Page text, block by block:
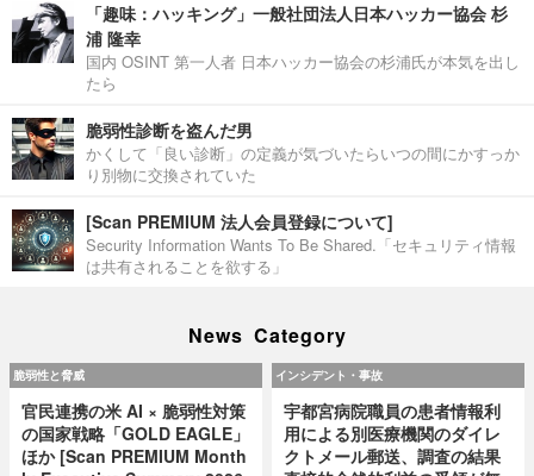
「趣味：ハッキング」一般社団法人日本ハッカー協会 杉
浦 隆幸
国内 OSINT 第一人者 日本ハッカー協会の杉浦氏が本気を出し
たら
脆弱性診断を盗んだ男
かくして「良い診断」の定義が気づいたらいつの間にかすっか
り別物に交換されていた
[Scan PREMIUM 法人会員登録について]
Security Information Wants To Be Shared.「セキュリティ情報
は共有されることを欲する」
News Category
脆弱性と脅威
官民連携の米 AI × 脆弱性対策
の国家戦略「GOLD EAGLE」
ほか [Scan PREMIUM Month
インシデント・事故
宇都宮病院職員の患者情報利
用による別医療機関のダイレ
クトメール郵送、調査の結果